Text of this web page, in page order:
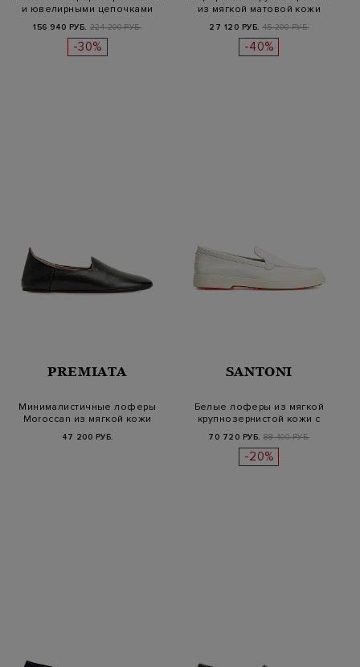
и ювелирными цепочками
Монил…
156 940 РУБ. 224 200 РУБ.
-30%
из мягкой матовой кожи
27 120 РУБ. 45 200 РУБ.
-40%
PREMIATA
Минималистичные лоферы
Moroccan из мягкой кожи
наппа
47 200 РУБ.
SANTONI
Белые лоферы из мягкой
крупнозернистой кожи с
простроч…
70 720 РУБ. 88 400 РУБ.
-20%